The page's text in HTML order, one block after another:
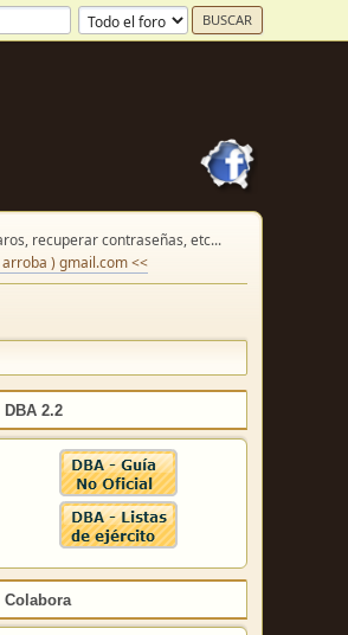
recuperar contraseñas, etc...
) gmail.com <<
DBA 2.2
Colabora